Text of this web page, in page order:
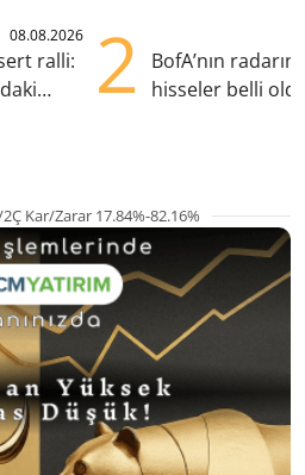
08.08.2026
ralli:
2
BofA’nın
hisseler belli
Kar/Zarar 17.84%-82.16%